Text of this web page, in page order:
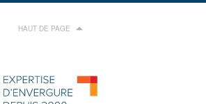
HAUT DE PAGE